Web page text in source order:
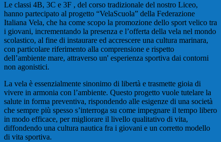
Le classi 4B, 3C e 3F , del corso tradizionale del nostro Liceo,
hanno partecipato al progetto “VelaScuola” della Federazione
Italiana Vela, che ha come scopo la promozione dello sport velico tra
i giovani, incrementando la presenza e l’offerta della vela nel mondo
scolastico, al fine di instaurare ed accrescere una cultura marinara,
con particolare riferimento alla comprensione e rispetto
dell’ambiente mare, attraverso un' esperienza sportiva dai contorni
non agonistici.
La vela è essenzialmente sinonimo di libertà e trasmette gioia di
vivere in armonia con l’ambiente. Questo progetto vuole tutelare la
salute in forma preventiva, rispondendo alle esigenze di una società
che sempre più spesso s’interroga su come impegnare il tempo libero
in modo efficace, per migliorare il livello qualitativo di vita,
diffondendo una cultura nautica fra i giovani e un corretto modello
di vita sportiva.